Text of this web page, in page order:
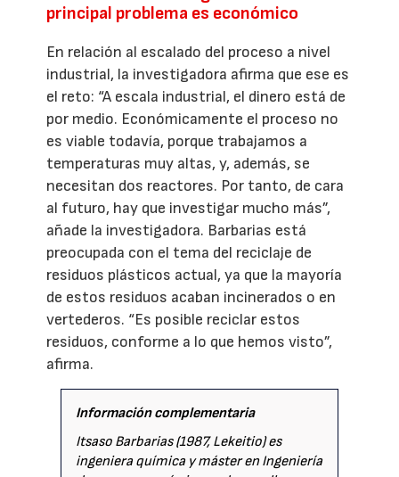
principal problema es económico
En relación al escalado del proceso a nivel
industrial, la investigadora afirma que ese es
el reto: “A escala industrial, el dinero está de
por medio. Económicamente el proceso no
es viable todavía, porque trabajamos a
temperaturas muy altas, y, además, se
necesitan dos reactores. Por tanto, de cara
al futuro, hay que investigar mucho más”,
añade la investigadora. Barbarias está
preocupada con el tema del reciclaje de
residuos plásticos actual, ya que la mayoría
de estos residuos acaban incinerados o en
vertederos. “Es posible reciclar estos
residuos, conforme a lo que hemos visto”,
afirma.
Información complementaria
Itsaso Barbarias (1987, Lekeitio) es
ingeniera química y máster en Ingeniería